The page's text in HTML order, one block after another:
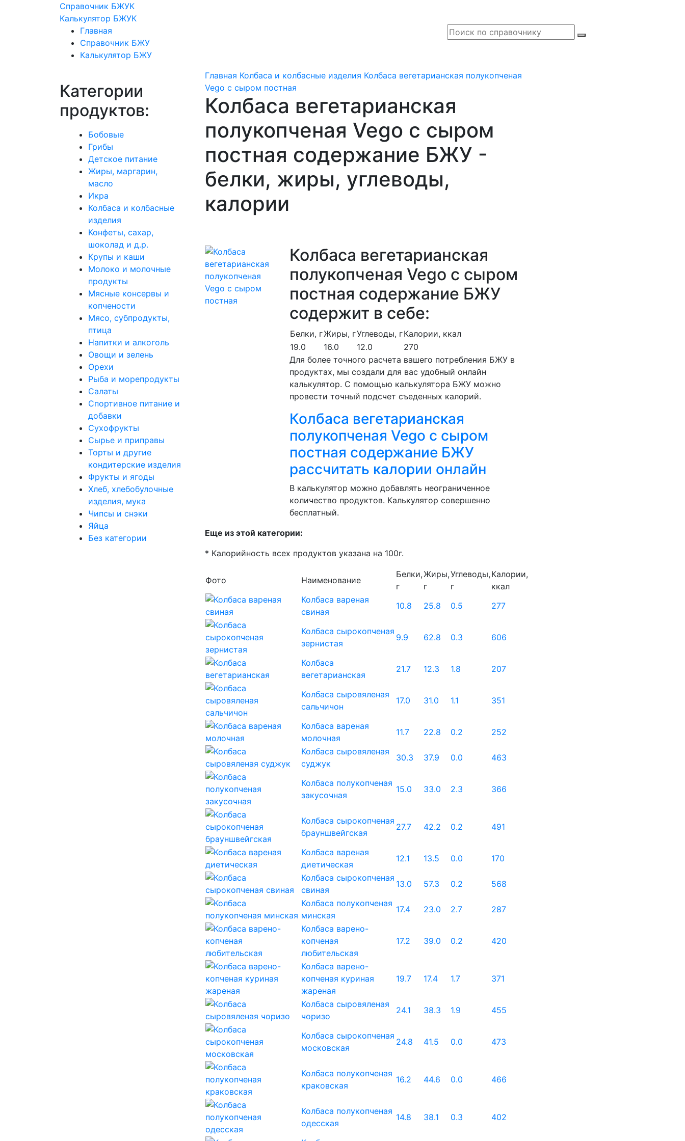
Справочник БЖУК
Калькулятор БЖУК
Главная
Справочник БЖУ
Калькулятор БЖУ
Категории
продуктов:
Бобовые
Грибы
Детское питание
Жиры, маргарин,
масло
Икра
Колбаса и колбасные
изделия
Конфеты, сахар,
шоколад и д.р.
Крупы и каши
Молоко и молочные
продукты
Мясные консервы и
копчености
Мясо, субпродукты,
птица
Напитки и алкоголь
Овощи и зелень
Орехи
Рыба и морепродукты
Салаты
Спортивное питание и
добавки
Сухофрукты
Сырье и приправы
Торты и другие
кондитерские изделия
Фрукты и ягоды
Хлеб, хлебобулочные
изделия, мука
Чипсы и снэки
Яйца
Без категории
Главная Колбаса и колбасные изделия Колбаса вегетарианская полукопченая
Vego с сыром постная
Колбаса вегетарианская
полукопченая Vego с сыром
постная содержание БЖУ -
белки, жиры, углеводы,
калории
Колбаса вегетарианская
полукопченая Vego с сыром
постная содержание БЖУ
содержит в себе:
Белки, гЖиры, гУглеводы, гКалории, ккал
19.0
16.0 12.0
270
Для более точного расчета вашего потребления БЖУ в
продуктах, мы создали для вас удобный онлайн
калькулятор. С помощью калькулятора БЖУ можно
провести точный подсчет съеденных калорий.
Колбаса вегетарианская
полукопченая Vego с сыром
постная содержание БЖУ
рассчитать калории онлайн
В калькулятор можно добавлять неограниченное
количество продуктов. Калькулятор совершенно
бесплатный.
Еще из этой категории:
* Калорийность всех продуктов указана на 100г.
Фото Наименование
Белки,
г
Жиры,
г
Углеводы,
г
Калории,
ккал
Колбаса вареная
свиная
10.8 25.8 0.5 277
Колбаса сырокопченая
зернистая
9.9 62.8 0.3 606
Колбаса
вегетарианская
21.7 12.3 1.8 207
Колбаса сыровяленая
сальчичон
17.0 31.0 1.1 351
Колбаса вареная
молочная
11.7 22.8 0.2
252
Колбаса сыровяленая
суджук
30.3 37.9 0.0 463
Колбаса полукопченая
закусочная
15.0 33.0 2.3 366
Колбаса сырокопченая
брауншвейгская
27.7 42.2 0.2 491
Колбаса вареная
диетическая
12.1 13.5 0.0
170
Колбаса сырокопченая
свиная
13.0 57.3 0.2
568
Колбаса полукопченая
минская
17.4 23.0 2.7
287
Колбаса варено-
копченая
любительская
17.2 39.0 0.2 420
Колбаса варено-
копченая куриная
жареная
19.7 17.4 1.7 371
Колбаса сыровяленая
чоризо
24.1 38.3 1.9 455
Колбаса сырокопченая
московская
24.8 41.5 0.0 473
Колбаса полукопченая
краковская
16.2 44.6 0.0 466
Колбаса полукопченая
одесская
14.8 38.1 0.3 402